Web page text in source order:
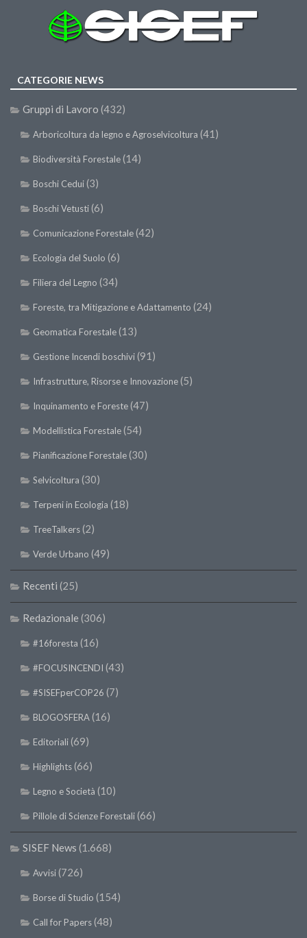
Call for Papers
Call for Proposals
Congressi
Corsi di Specializzazione
Giornate di Studio
Opportunità di Lavoro
Rassegne
Reports
Simposii
Congressi
Pagina Congressi
Premi SISEF
XV Congresso (Sassari 2026)
X Congresso (Firenze 2015)
IX Congresso (Bolzano 2013)
VIII Congresso (Rende 2011)
VII Congresso (Isernia 2009)
VI Congresso (Arezzo 2007)
IV Congresso (Potenza 2003)
III Congresso (Viterbo 2001)
II Congresso (Bologna 1999)
I Congresso (Padova 1997)
Redazione
Pagina Principale
Editoriali
Pillole di Scienze Forestali
Cartella Stampa
Comunicati
Infografiche
Video
PDF
CATEGORIE NEWS
Gruppi di Lavoro (432)
Arboricoltura da legno e Agroselvicoltura (41)
Biodiversità Forestale(14)
Boschi Cedui(3)
Boschi Vetusti(6)
Comunicazione Forestale(42)
Ecologia del Suolo (6)
Filiera del Legno (34)
Foreste, tra Mitigazione e Adattamento (24)
Geomatica Forestale(13)
Gestione Incendi boschivi(91)
Infrastrutture, Risorse e Innovazione(5)
Inquinamento e Foreste(47)
Modellistica Forestale(54)
Pianificazione Forestale(30)
Selvicoltura (30)
Terpeni in Ecologia (18)
TreeTalkers(2)
Verde Urbano (49)
Recenti (25)
Redazionale (306)
#16foresta (16)
#FOCUSINCENDI (43)
#SISEFperCOP26 (7)
BLOGOSFERA(16)
Editoriali(69)
Highlights(66)
Legno e Società (10)
Pillole di Scienze Forestali(66)
SISEF News (1.668)
Avvisi(726)
Borse di Studio (154)
Call for Papers(48)